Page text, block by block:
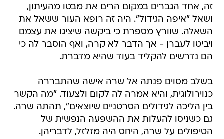
זה, אחד הגברים במקום הרים את מבטו מהעיתון,
ושאל "איפה הגידול". היה זה רופא העור ששאל את
השאלה. שוורץ מספרת כי ביקשה שיציגו את עצמם
ויביטו לעברן - אך הדבר לא קרה, ואף הוסבר לה כי
הם נדרשים להקליד בעוד שהיא מדברת.
בשלב מסוים פנתה אל שרה אישה שהתבררה
כנוירולוגית, והיא אמרה לה לקום ולצעוד. "מה הקשר
בין הליכה לגידולים הסרטניים שיוצאים", תהתה שרה.
גם כשניסו להעלות את ההשפעה הנפשית של
הטיפולים על שרה, היחס היה מזלזל, לדבריהן.